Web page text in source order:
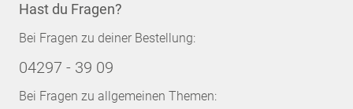
Hast du Fragen?
Bei Fragen zu deiner Bestellung:
04297 - 39 09
Bei Fragen zu allgemeinen Themen: